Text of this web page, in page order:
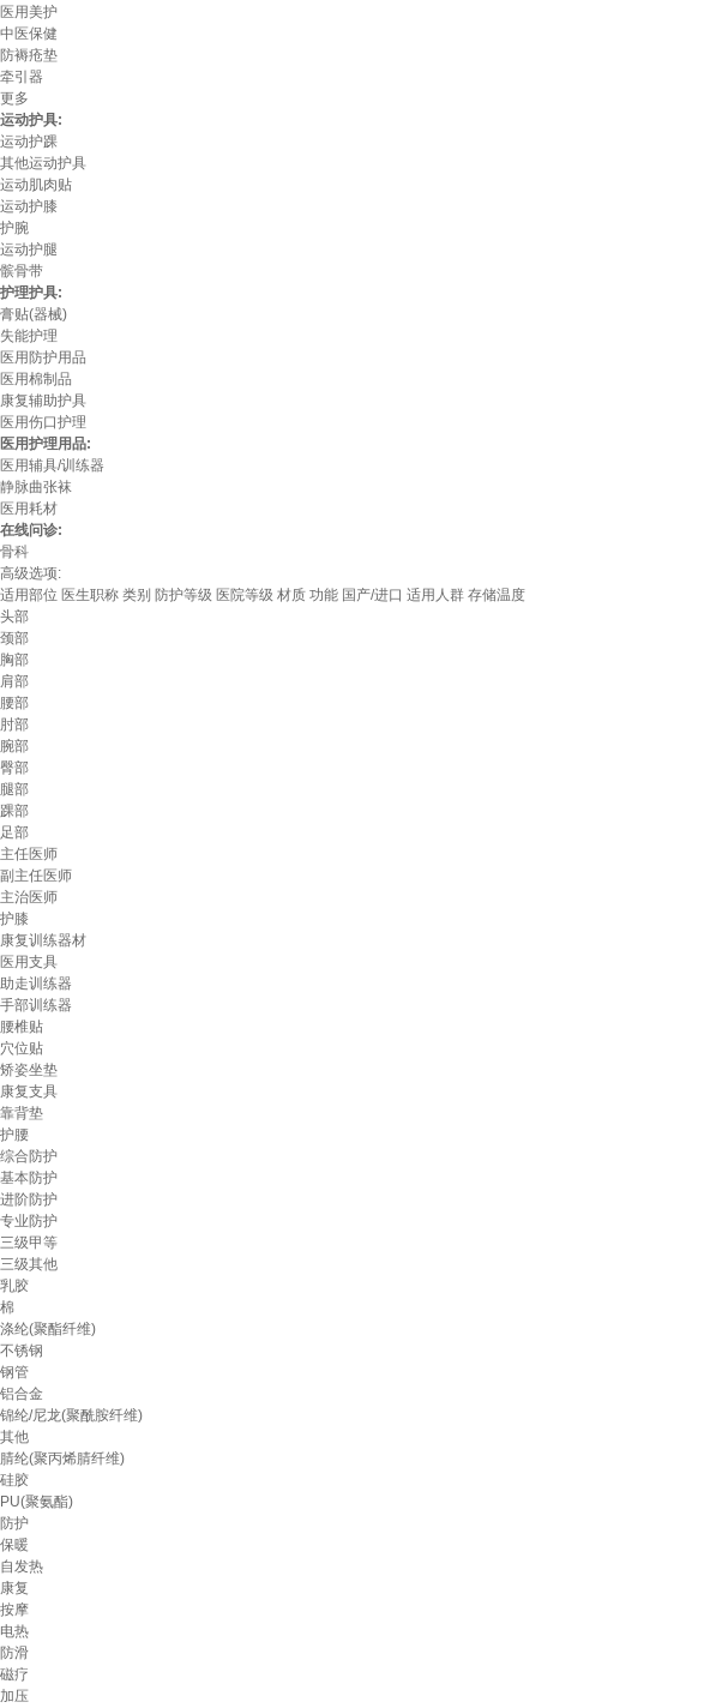
医用美护
中医保健
防褥疮垫
牵引器
更多
运动护具:
运动护踝
其他运动护具
运动肌肉贴
运动护膝
护腕
运动护腿
髌骨带
护理护具:
膏贴(器械)
失能护理
医用防护用品
医用棉制品
康复辅助护具
医用伤口护理
医用护理用品:
医用辅具/训练器
静脉曲张袜
医用耗材
在线问诊:
骨科
高级选项:
适用部位 医生职称 类别 防护等级 医院等级 材质 功能 国产/进口 适用人群 存储温度
头部
颈部
胸部
肩部
腰部
肘部
腕部
臀部
腿部
踝部
足部
主任医师
副主任医师
主治医师
护膝
康复训练器材
医用支具
助走训练器
手部训练器
腰椎贴
穴位贴
矫姿坐垫
康复支具
靠背垫
护腰
综合防护
基本防护
进阶防护
专业防护
三级甲等
三级其他
乳胶
棉
涤纶(聚酯纤维)
不锈钢
钢管
铝合金
锦纶/尼龙(聚酰胺纤维)
其他
腈纶(聚丙烯腈纤维)
硅胶
PU(聚氨酯)
防护
保暖
自发热
康复
按摩
电热
防滑
磁疗
加压